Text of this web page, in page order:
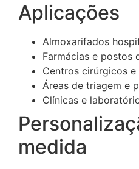
Aplicações
Almoxarifados
Farmácias e postos
Centros cirúrgicos e
Áreas de triagem e
Clínicas e
medida